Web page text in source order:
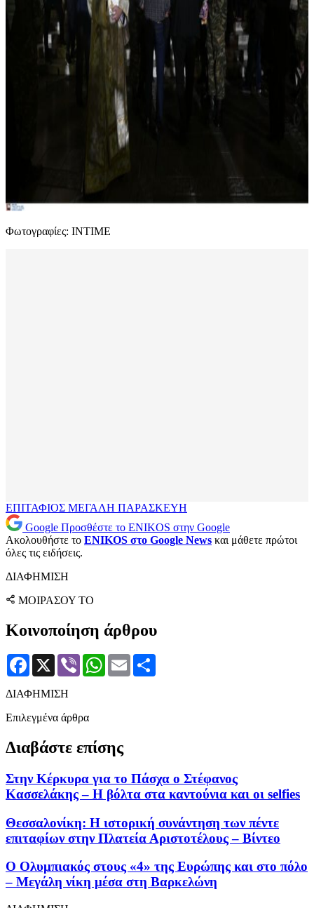
Φωτογραφίες: ΙΝΤΙΜΕ
ΕΠΙΤΑΦΙΟΣ ΜΕΓΑΛΗ ΠΑΡΑΣΚΕΥΗ
Google Προσθέστε το ENIKOS στην Google
Ακολουθήστε το ENIKOS στο Google News και μάθετε πρώτοι
όλες τις ειδήσεις.
ΔΙΑΦΗΜΙΣΗ
ΜΟΙΡΑΣΟΥ ΤΟ
Κοινοποίηση άρθρου
Facebook
X Viber WhatsApp
Email
ΔΙΑΦΗΜΙΣΗ
Επιλεγμένα άρθρα
Διαβάστε επίσης
Στην Κέρκυρα για το Πάσχα ο Στέφανος
Κασσελάκης – Η βόλτα στα καντούνια και οι selfies
Θεσσαλονίκη: Η ιστορική συνάντηση των πέντε
επιταφίων στην Πλατεία Αριστοτέλους – Βίντεο
Ο Ολυμπιακός στους «4» της Ευρώπης και στο πόλο
– Μεγάλη νίκη μέσα στη Βαρκελώνη